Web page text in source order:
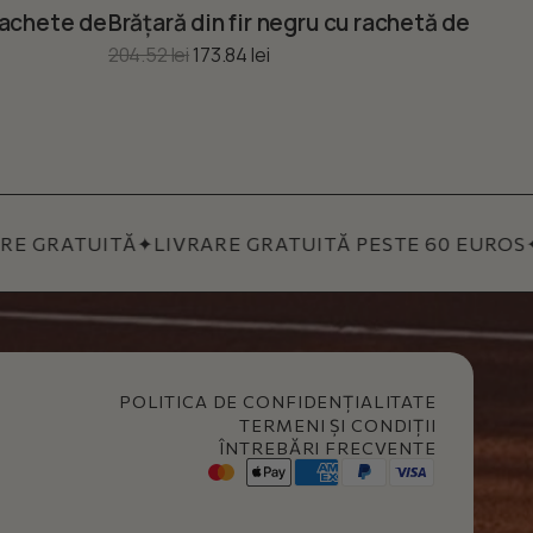
de tenis „Am venit să câștig”
124.81 lei.
Brățară din fir negru cu rachetă de
204.52leiPrețul inițial a fost: 204.52 lei.
173.84 leiPrețul curent este: 173.84 lei.
✦LIVRARE GRATUITĂ PESTE 60 EUROS✦
POLITICA DE CONFIDENȚIALITATE
TERMENI ȘI CONDIȚII
ÎNTREBĂRI FRECVENTE